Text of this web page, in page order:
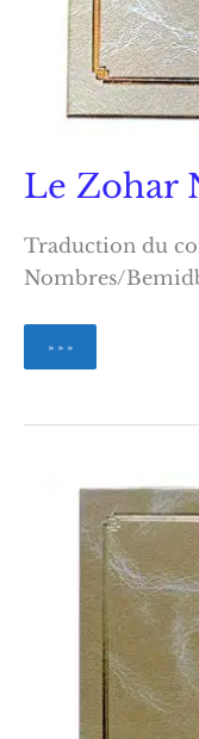
Le Zohar
Traduction du
Nombres/
Le
Zohar
» » »